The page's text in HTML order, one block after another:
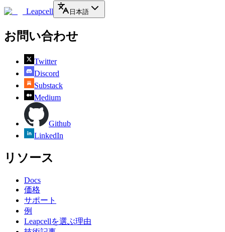
Leapcell 日本語
お問い合わせ
Twitter
Discord
Substack
Medium
Github
LinkedIn
リソース
Docs
価格
サポート
例
Leapcellを選ぶ理由